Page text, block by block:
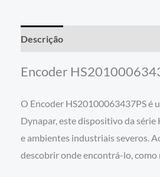
Descrição
Encoder
O Encoder HS20100063437PS é
Dynapar, este dispositivo da
e ambientes industriais severos.
descobrir onde encontrá-lo,